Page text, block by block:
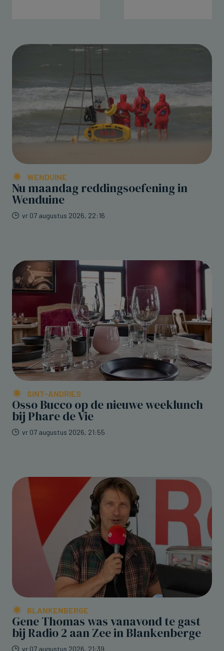
WENDUINE
Nu maandag reddingsoefening in
Wenduine
vr 07 augustus 2026, 22:16
SINT-ANDRIES
Osso Bucco op de nieuwe weeklunch
bij Phare de Vie
vr 07 augustus 2026, 21:55
BLANKENBERGE
Gene Thomas was vanavond te gast
bij Radio 2 aan Zee in Blankenberge
vr 07 augustus 2026, 21:39